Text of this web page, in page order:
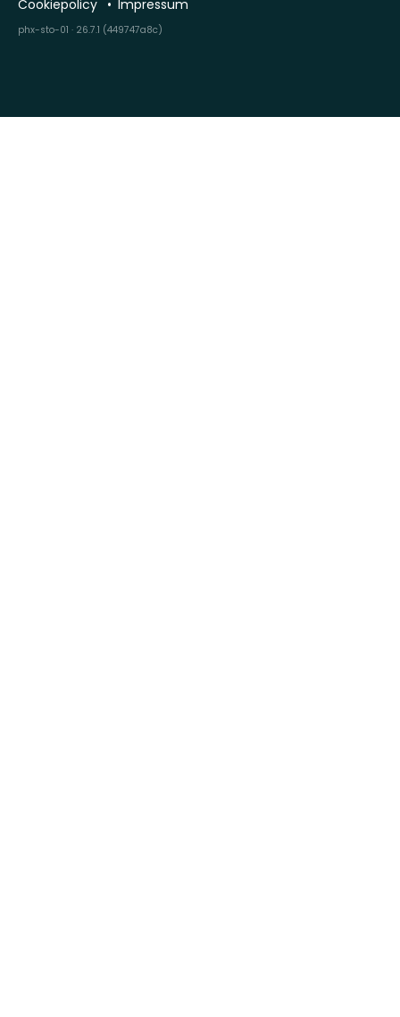
Cookiepolicy
Impressum
phx-sto-01 · 26.7.1 (449747a8c)